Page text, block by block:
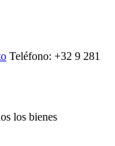
Teléfono: +32 9 281
los bienes